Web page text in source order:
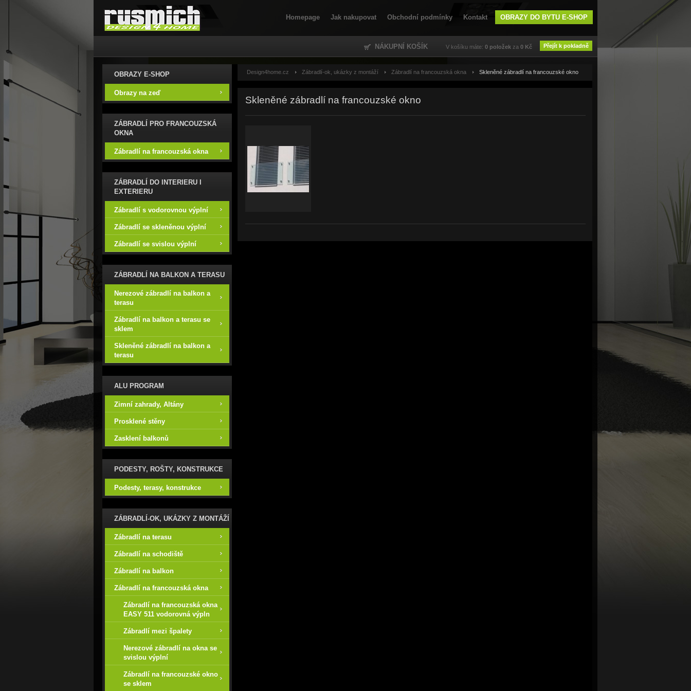
Homepage Jak nakupovat Obchodní podmínky Kontakt OBRAZY DO BYTU E-SHOP
NÁKUPNÍ KOŠÍK V košíku máte: 0 položek za 0 Kč Přejít k pokladně
OBRAZY E-SHOP
Obrazy na zeď
ZÁBRADLÍ PRO FRANCOUZSKÁ
OKNA
Zábradlí na francouzská okna
ZÁBRADLÍ DO INTERIERU I
EXTERIERU
Zábradlí s vodorovnou výplní
Zábradlí se skleněnou výplní
Zábradlí se svislou výplní
ZÁBRADLÍ NA BALKON A TERASU
Nerezové zábradlí na balkon a
terasu
Zábradlí na balkon a terasu se
sklem
Skleněné zábradlí na balkon a
terasu
ALU PROGRAM
Zimní zahrady, Altány
Prosklené stěny
Zasklení balkonů
PODESTY, ROŠTY, KONSTRUKCE
Podesty, terasy, konstrukce
ZÁBRADLÍ-OK, UKÁZKY Z MONTÁŽÍ
Zábradlí na terasu
Zábradlí na schodiště
Zábradlí na balkon
Zábradlí na francouzská okna
Zábradlí na francouzská okna
EASY 511 vodorovná výpln
Zábradlí mezi špalety
Nerezové zábradlí na okna se
svislou výplní
Zábradlí na francouzské okno
se sklem
Design4home.cz Zábradlí-ok, ukázky z montáží Zábradlí na francouzská okna Skleněné zábradlí na francouzské okno
Skleněné zábradlí na francouzské okno